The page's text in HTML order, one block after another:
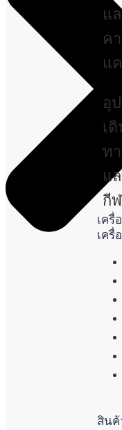
แ
ค
แ
อุ
เ
ท
แ
กี
เครื่
เครื่
สินค้